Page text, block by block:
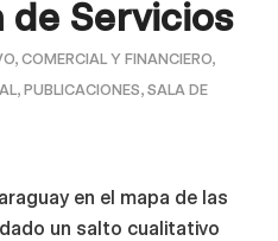
Servicios
COMERCIAL Y FINANCIERO,
, PUBLICACIONES, SALA DE
en el mapa de las
un salto cualitativo